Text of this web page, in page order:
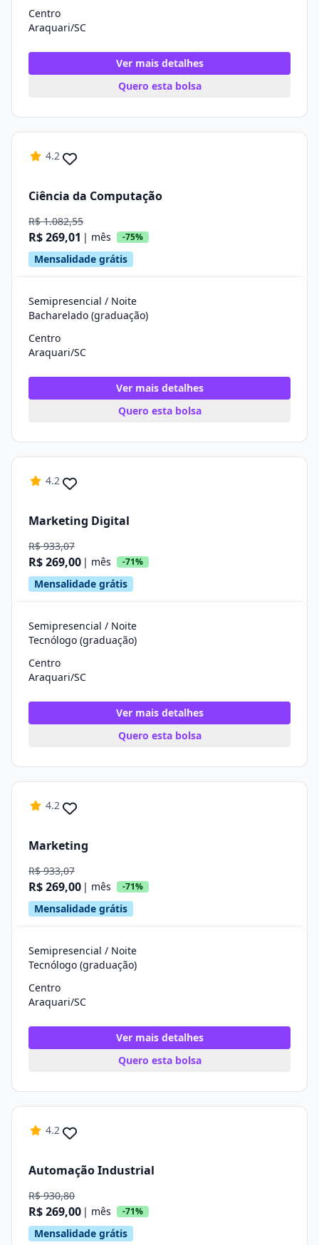
Centro
Araquari/SC
Ver mais detalhes
Quero esta bolsa
4.2
Ciência da Computação
R$ 1.082,55
R$ 269,01 | mês -75%
Mensalidade grátis
Semipresencial / Noite
Bacharelado (graduação)
Centro
Araquari/SC
Ver mais detalhes
Quero esta bolsa
4.2
Marketing Digital
R$ 933,07
R$ 269,00 | mês -71%
Mensalidade grátis
Semipresencial / Noite
Tecnólogo (graduação)
Centro
Araquari/SC
Ver mais detalhes
Quero esta bolsa
4.2
Marketing
R$ 933,07
R$ 269,00 | mês -71%
Mensalidade grátis
Semipresencial / Noite
Tecnólogo (graduação)
Centro
Araquari/SC
Ver mais detalhes
Quero esta bolsa
4.2
Automação Industrial
R$ 930,80
R$ 269,00 | mês -71%
Mensalidade grátis